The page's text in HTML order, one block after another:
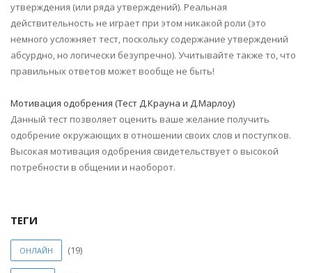
утверждения (или ряда утверждений). Реальная
действительность не играет при этом никакой роли (это
немного усложняет тест, поскольку содержание утверждений
абсурдно, но логически безупречно). Учитывайте также то, что
правильных ответов может вообще не быть!
Мотивация одобрения (Тест Д.Крауна и Д.Марлоу)
Данный тест позволяет оценить ваше желание получить
одобрение окружающих в отношении своих слов и поступков.
Высокая мотивация одобрения свидетельствует о высокой
потребности в общении и наоборот.
ТЕГИ
ОНЛАЙН (19)